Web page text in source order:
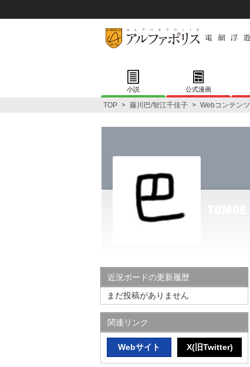
小説 公式漫画
TOP > 藤川巴/智江千佳子 > Webコンテンツ
近況ボードの更新履歴
まだ投稿がありません
関連リンク
Webサイト X(旧Twitter)